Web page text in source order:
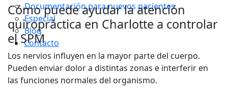
Documentación para nuevos pacientes
Especial
Blog
Contacto
Cómo puede ayudar la atención
quiropráctica en Charlotte a controlar
el SPM
Los nervios influyen en la mayor parte del cuerpo.
Pueden enviar dolor a distintas zonas e interferir en
las funciones normales del organismo.